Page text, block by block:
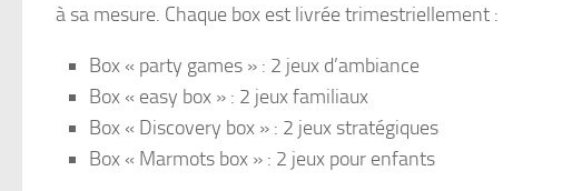
à sa mesure. Chaque box est livrée trimestriellement :
Box « party games » : 2 jeux d’ambiance
Box « easy box » : 2 jeux familiaux
Box « Discovery box » : 2 jeux stratégiques
Box « Marmots box » : 2 jeux pour enfants